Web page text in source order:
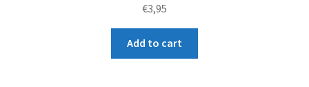
4.67
out of
5
€3,95
Add to cart